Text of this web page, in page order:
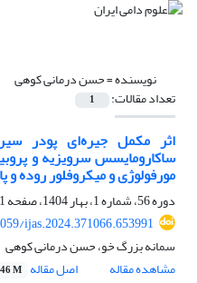
نویسنده =حسن درمانی کوهی
تعداد مقالات: 1
اثر مکمل جیره‌ای پودر
ساکارومایسس سرویزیه و
مورفولوژی و میکروفلور روده
دوره 56، شماره 1، بهار 1404، صفحه
ijas.2024.371066.653991
سمانه بزرگ خو، حسن درمانی کوهی
مشاهده مقاله
اصل مقاله M